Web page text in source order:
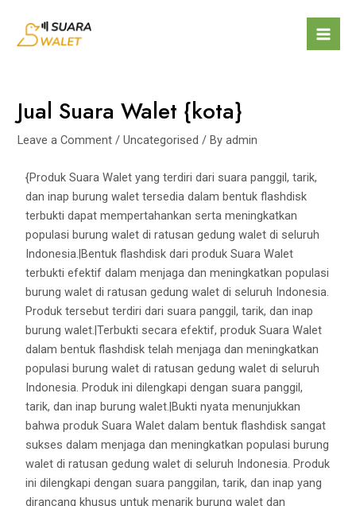
Jual Suara Walet {kota}
Leave a Comment /Uncategorised / Byadmin
{Produk Suara Walet yang terdiri dari suara panggil, tarik,
dan inap burung walet tersedia dalam bentuk flashdisk
terbukti dapat mempertahankan serta meningkatkan
populasi burung walet di ratusan gedung walet di seluruh
Indonesia.|Bentuk flashdisk dari produk Suara Walet
terbukti efektif dalam menjaga dan meningkatkan populasi
burung walet di ratusan gedung walet di seluruh Indonesia.
Produk tersebut terdiri dari suara panggil, tarik, dan inap
burung walet.|Terbukti secara efektif, produk Suara Walet
dalam bentuk flashdisk telah menjaga dan meningkatkan
populasi burung walet di ratusan gedung walet di seluruh
Indonesia. Produk ini dilengkapi dengan suara panggil,
tarik, dan inap burung walet.|Bukti nyata menunjukkan
bahwa produk Suara Walet dalam bentuk flashdisk sangat
sukses dalam menjaga dan meningkatkan populasi burung
walet di ratusan gedung walet di seluruh Indonesia. Produk
ini dilengkapi dengan suara panggilan, tarik, dan inap yang
dirancang khusus untuk menarik burung walet dan